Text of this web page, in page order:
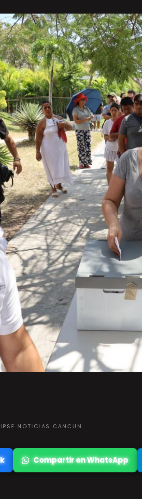
NOTICIAS CANCUN
Compartir en WhatsApp